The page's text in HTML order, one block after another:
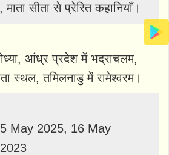
सीता से प्रेरित कहानियाँ।
आंध्र प्रदेश में भद्राचलम,
स्थल, तमिलनाडु में रामेश्वरम।
May 2025, 16 May